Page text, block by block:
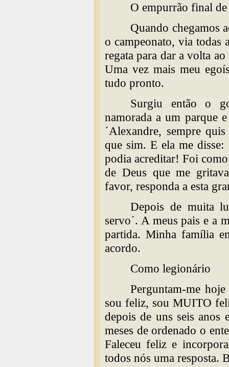
O empurrão final
Quando chegamos
o campeonato, via todas
regata para dar a volta
Uma vez mais meu
tudo pronto.
Surgiu então o
namorada a um parque
´Alexandre, sempre
que sim. E ela me disse:
podia acreditar! Foi
de Deus que me
favor, responda a esta
Depois de muita
servo´. A meus pais e a
partida. Minha família
acordo.
Como legionário
Perguntam-me
sou feliz, sou MUITO
depois de uns seis anos
meses de ordenado o
Faleceu feliz e
todos nós uma resposta.